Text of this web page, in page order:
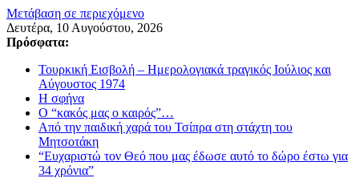
Μετάβαση σε περιεχόμενο
Δευτέρα, 10 Αυγούστου, 2026
Πρόσφατα:
Τουρκική Εισβολή – Ημερολογιακά τραγικός Ιούλιος και
Αύγουστος 1974
Η σφήνα
Ο “κακός μας ο καιρός”…
Από την παιδική χαρά του Τσίπρα στη στάχτη του
Μητσοτάκη
“Ευχαριστώ τον Θεό που μας έδωσε αυτό το δώρο έστω για
34 χρόνια”